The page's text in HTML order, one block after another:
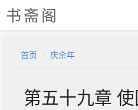
书斋阁
首页 庆余年
第五十九章